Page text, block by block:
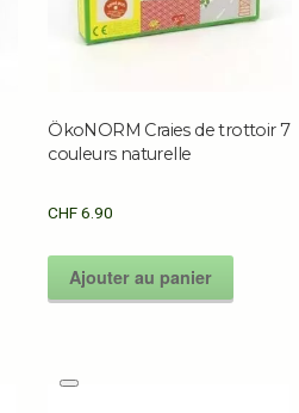
ÖkoNORM Craies de trottoir 7
couleurs naturelle
CHF6.90
Ajouter au panier